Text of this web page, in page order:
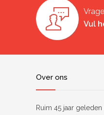
Vul
Over ons
Ruim 45 jaar